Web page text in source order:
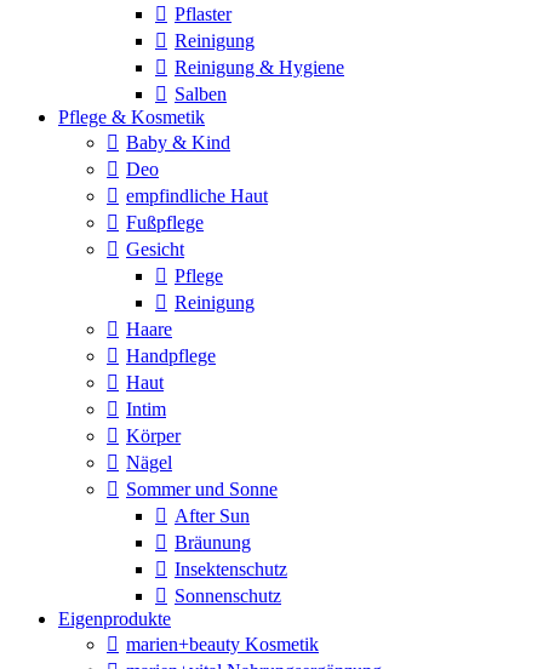
Pflaster
Reinigung
Reinigung & Hygiene
Salben
Pflege & Kosmetik
Baby & Kind
Deo
empfindliche Haut
Fußpflege
Gesicht
Pflege
Reinigung
Haare
Handpflege
Haut
Intim
Körper
Nägel
Sommer und Sonne
After Sun
Bräunung
Insektenschutz
Sonnenschutz
Eigenprodukte
marien+beauty Kosmetik